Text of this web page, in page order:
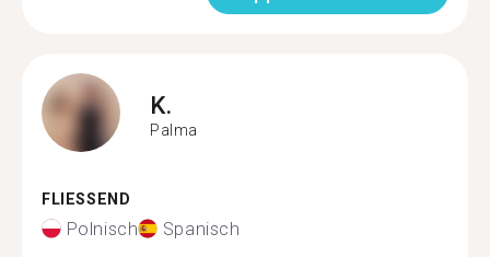
K.
Palma
FLIESSEND
Polnisch Spanisch